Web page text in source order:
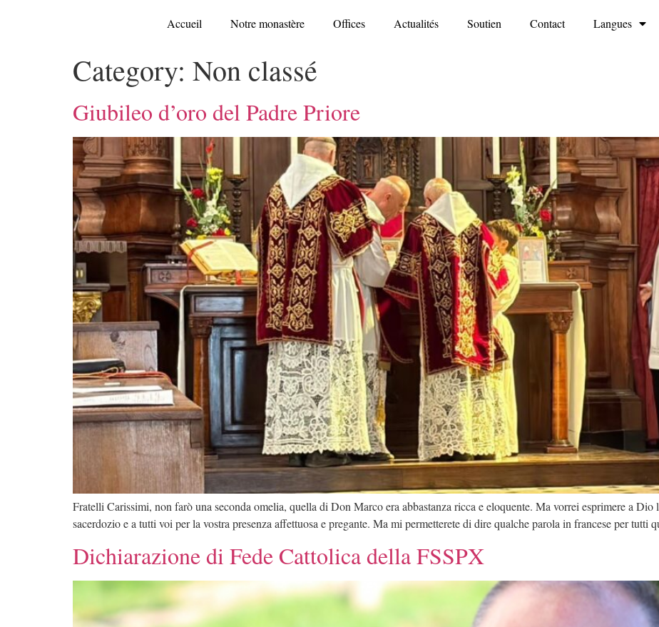
Accueil Notre monastère Offices Actualités Soutien Contact Langues
Category: Non classé
Giubileo d’oro del Padre Priore
Fratelli Carissimi, non farò una seconda omelia, quella di Don Marco era abbastanza ricca e eloquente. Ma vorrei esprimere a
sacerdozio e a tutti voi per la vostra presenza affettuosa e pregante. Ma mi permetterete di dire qualche parola in francese per
Dichiarazione di Fede Cattolica della FSSPX